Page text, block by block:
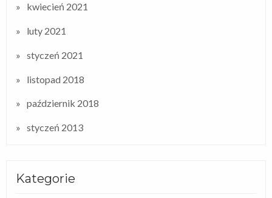
kwiecień 2021
luty 2021
styczeń 2021
listopad 2018
październik 2018
styczeń 2013
Kategorie